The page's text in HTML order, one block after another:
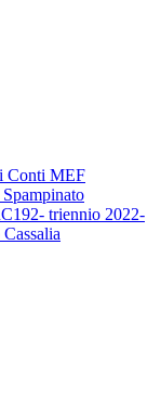
Conti MEF
triennio 2022-